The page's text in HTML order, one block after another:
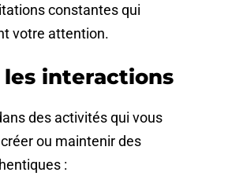
constantes qui
votre attention.
les interactions
des activités qui vous
ou maintenir des
: